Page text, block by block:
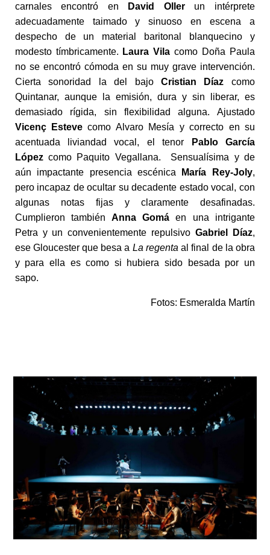
carnales encontró en David Ollerun intérprete
adecuadamente taimado y sinuoso en escena a
despecho de un material baritonal blanquecino y
modesto tímbricamente. Laura Vila como Doña Paula
no se encontró cómoda en su muy grave intervención.
Cierta sonoridad la del bajo Cristian Díaz como
Quintanar, aunque la emisión, dura y sin liberar, es
demasiado rígida, sin flexibilidad alguna. Ajustado
Vicenç Esteve como Alvaro Mesía y correcto en su
acentuada liviandad vocal, el tenor
Pablo García
Lópezcomo Paquito Vegallana. Sensualísima y de
aún impactante presencia escénica
María Rey-Joly,
pero incapaz de ocultar su decadente estado vocal, con
algunas notas fijas y claramente desafinadas.
Cumplieron tambiénAnna Gomá en una intrigante
Petra y un convenientemente repulsivoGabriel Díaz,
ese Gloucester que besa a La regenta al final de la obra
y para ella es como si hubiera sido besada por un
sapo.
Fotos: Esmeralda Martín